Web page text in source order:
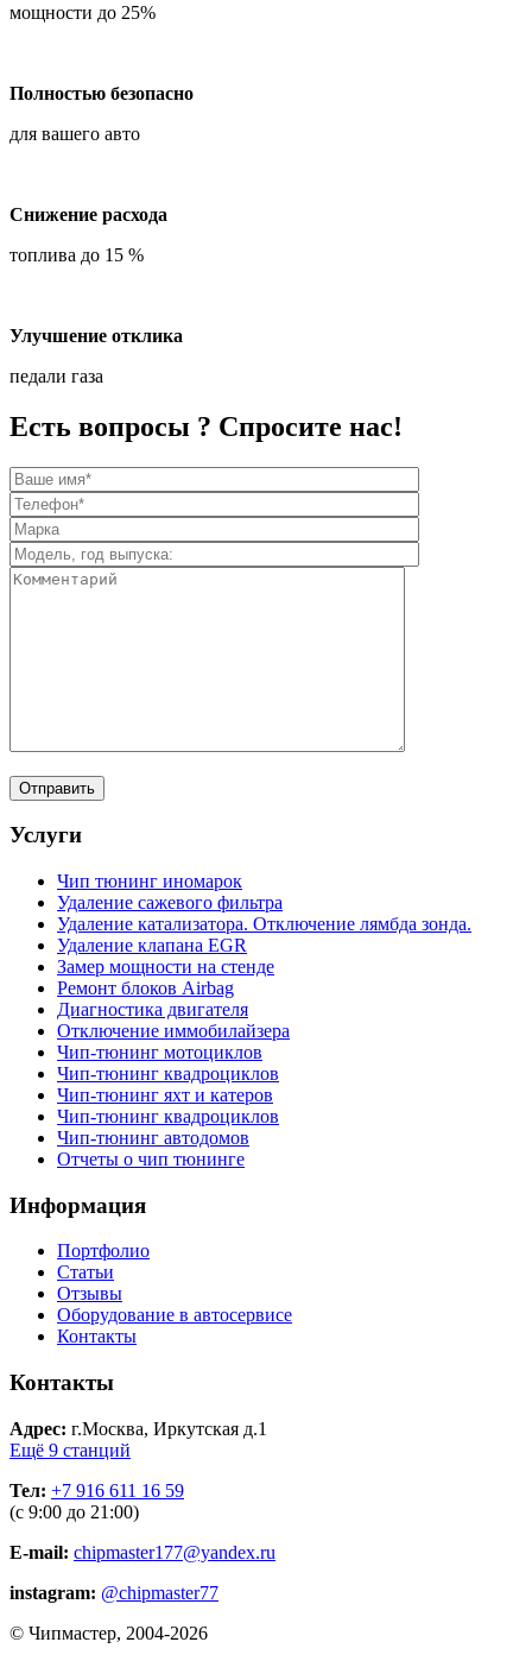
мощности до 25%
Полностью безопасно
для вашего авто
Снижение расхода
топлива до 15 %
Улучшение отклика
педали газа
Есть вопросы ? Спросите нас!
Услуги
Чип тюнинг иномарок
Удаление сажевого фильтра
Удаление катализатора. Отключение лямбда зонда.
Удаление клапана EGR
Замер мощности на стенде
Ремонт блоков Airbag
Диагностика двигателя
Отключение иммобилайзера
Чип-тюнинг мотоциклов
Чип-тюнинг квадроциклов
Чип-тюнинг яхт и катеров
Чип-тюнинг квадроциклов
Чип-тюнинг автодомов
Отчеты о чип тюнинге
Информация
Портфолио
Статьи
Отзывы
Оборудование в автосервисе
Контакты
Контакты
Адрес: г.Москва, Иркутская д.1
Ещё 9 станций
Тел: +7 916 611 16 59
(с 9:00 до 21:00)
E-mail: chipmaster177@yandex.ru
instagram: @chipmaster77
© Чипмастер, 2004-2026